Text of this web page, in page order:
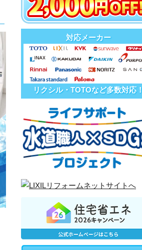
対応メーカー
リクシル・TOTOなど多数対応！